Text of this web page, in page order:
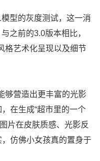
型的灰度测试，这一消
之前的3.0版本相比，
格艺术化呈现以及细节
够营造出更丰富的光影
在生成“超市里的一个
片在皮肤质感、光影反
仿佛小女孩真的置身于